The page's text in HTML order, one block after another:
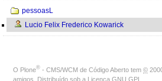
pessoasL
Lucio Felix Frederico Kowarick
O Plone® - CMS/WCM de Código Aberto tem ©
amigos. Distribuído sob a Licença GNU GPL